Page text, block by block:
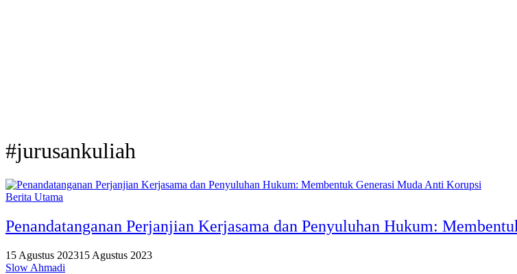
#jurusankuliah
Berita Utama
Penandatanganan Perjanjian Kerjasama dan Penyuluhan Hukum:
15 Agustus 202315 Agustus 2023
Slow Ahmadi